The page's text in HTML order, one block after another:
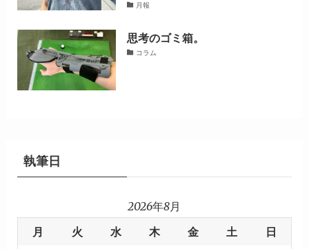
月報
思考のゴミ箱。
コラム
執筆日
2026年8月
月
火 水 木 金 土 日